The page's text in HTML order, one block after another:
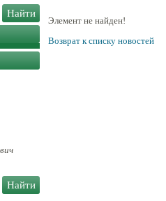
Элемент не найден!
Возврат к списку новостей